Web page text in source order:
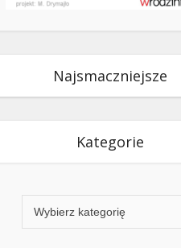
Najsmaczniejsze
Kategorie